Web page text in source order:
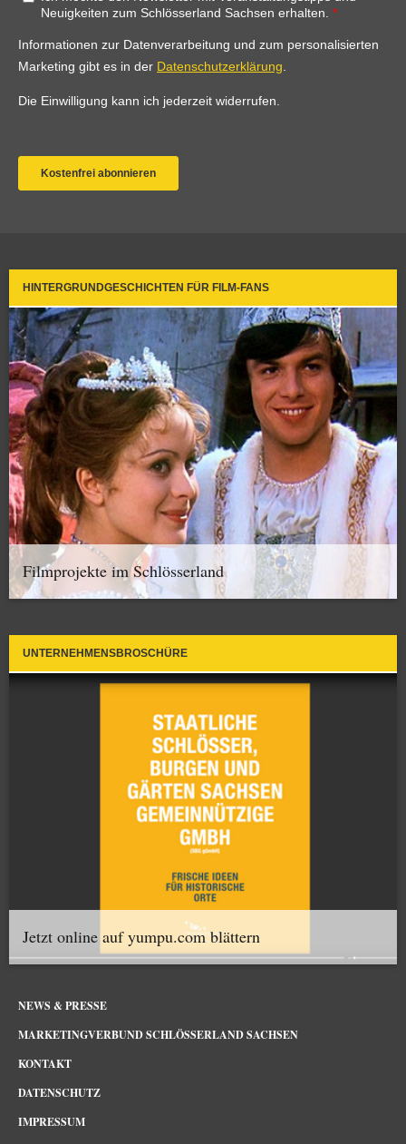
HINTERGRUNDGESCHICHTEN FÜR FILM-FANS
Filmprojekte im Schlösserland
UNTERNEHMENSBROSCHÜRE
Jetzt online auf yumpu.com blättern
NEWS & PRESSE
MARKETINGVERBUND SCHLÖSSERLAND SACHSEN
KONTAKT
DATENSCHUTZ
IMPRESSUM